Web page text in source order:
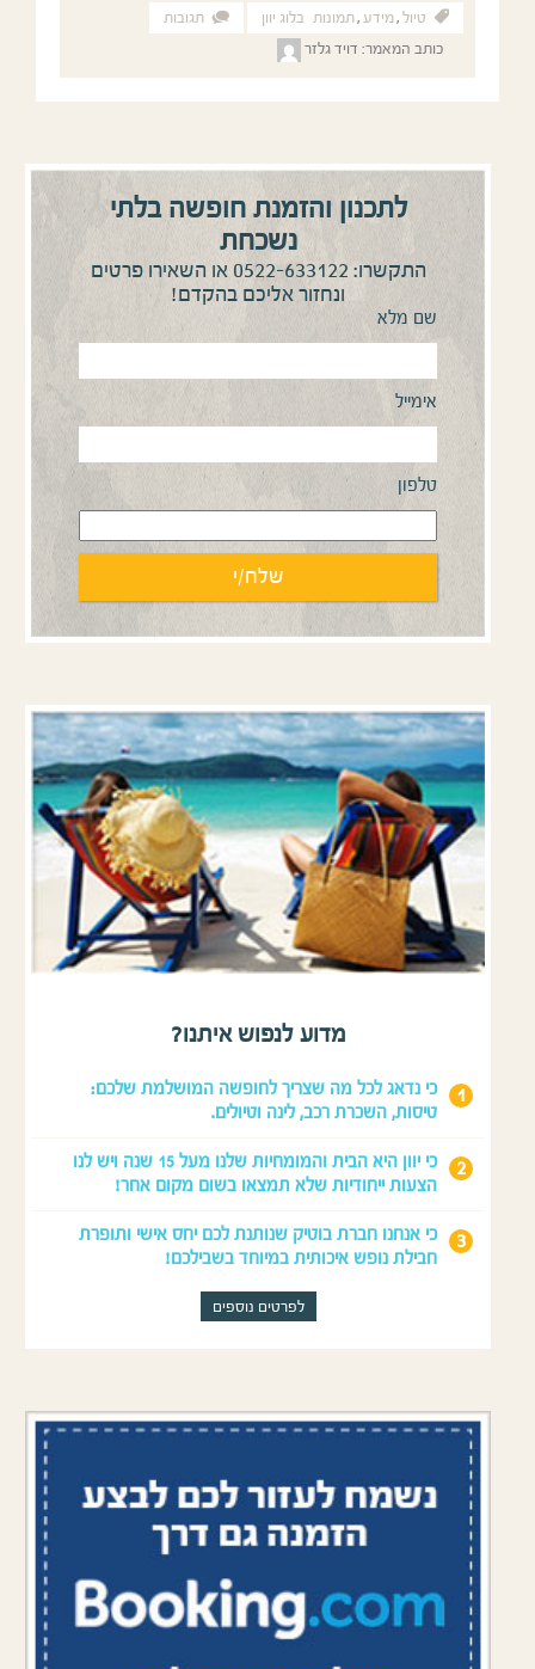
טיול ,מידע ,תמונות בלוג יוון
תגובות
כותב המאמר: דויד גלזר
לתכנון והזמנת חופשה בלתי
נשכחת
התקשרו: 0522-633122 או השאירו פרטים
ונחזור אליכם בהקדם!
שם מלא
אימייל
טלפון
מדוע לנפוש איתנו?
כי נדאג לכל מה שצריך לחופשה המושלמת שלכם:
טיסות, השכרת רכב, לינה וטיולים.
כי יוון היא הבית והמומחיות שלנו מעל 15 שנה ויש לנו
הצעות ייחודיות שלא תמצאו בשום מקום אחר!
כי אנחנו חברת בוטיק שנותנת לכם יחס אישי ותופרת
חבילת נופש איכותית במיוחד בשבילכם!
לפרטים נוספים